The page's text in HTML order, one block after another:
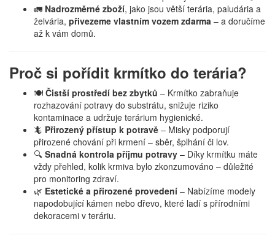
🚛 Nadrozměrné zboží, jako jsou větší terária, paludária a
želvária, přivezeme vlastním vozem zdarma – a doručíme
až k vám domů.
Proč si pořídit krmítko do terária?
🍽 Čistší prostředí bez zbytků – Krmítko zabraňuje
rozhazování potravy do substrátu, snižuje riziko
kontaminace a udržuje terárium hygienické.
🦎 Přirozený přístup k potravě – Misky podporují
přirozené chování při krmení – sběr, šplhání či lov.
🔍 Snadná kontrola příjmu potravy – Díky krmítku máte
vždy přehled, kolik krmiva bylo zkonzumováno – důležité
pro monitoring zdraví.
🌿 Estetické a přirozené provedení – Nabízíme modely
napodobující kámen nebo dřevo, které ladí s přírodními
dekoracemi v teráriu.